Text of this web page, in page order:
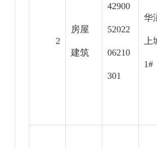
2
房屋
建筑
42900
52022
06210
301
华
上
1#